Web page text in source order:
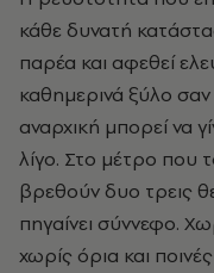
κάθε δυνατή
παρέα και αφεθεί
καθημερινά ξύλο
αναρχική μπορεί να
λίγο. Στο μέτρο που
βρεθούν δυο τρεις
πηγαίνει σύννεφο.
χωρίς όρια και